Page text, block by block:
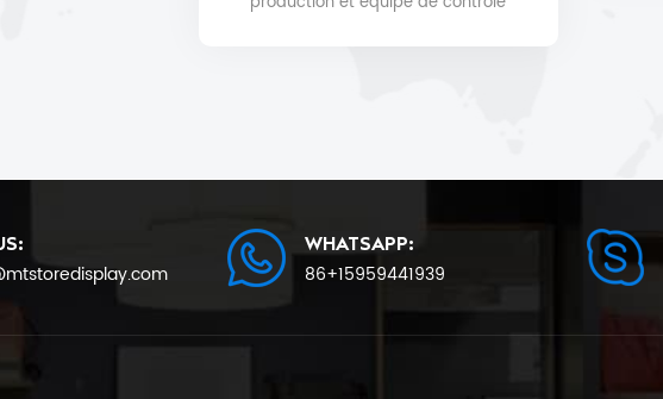
la date de livraison.
WHATSAPP:
86+15959441939